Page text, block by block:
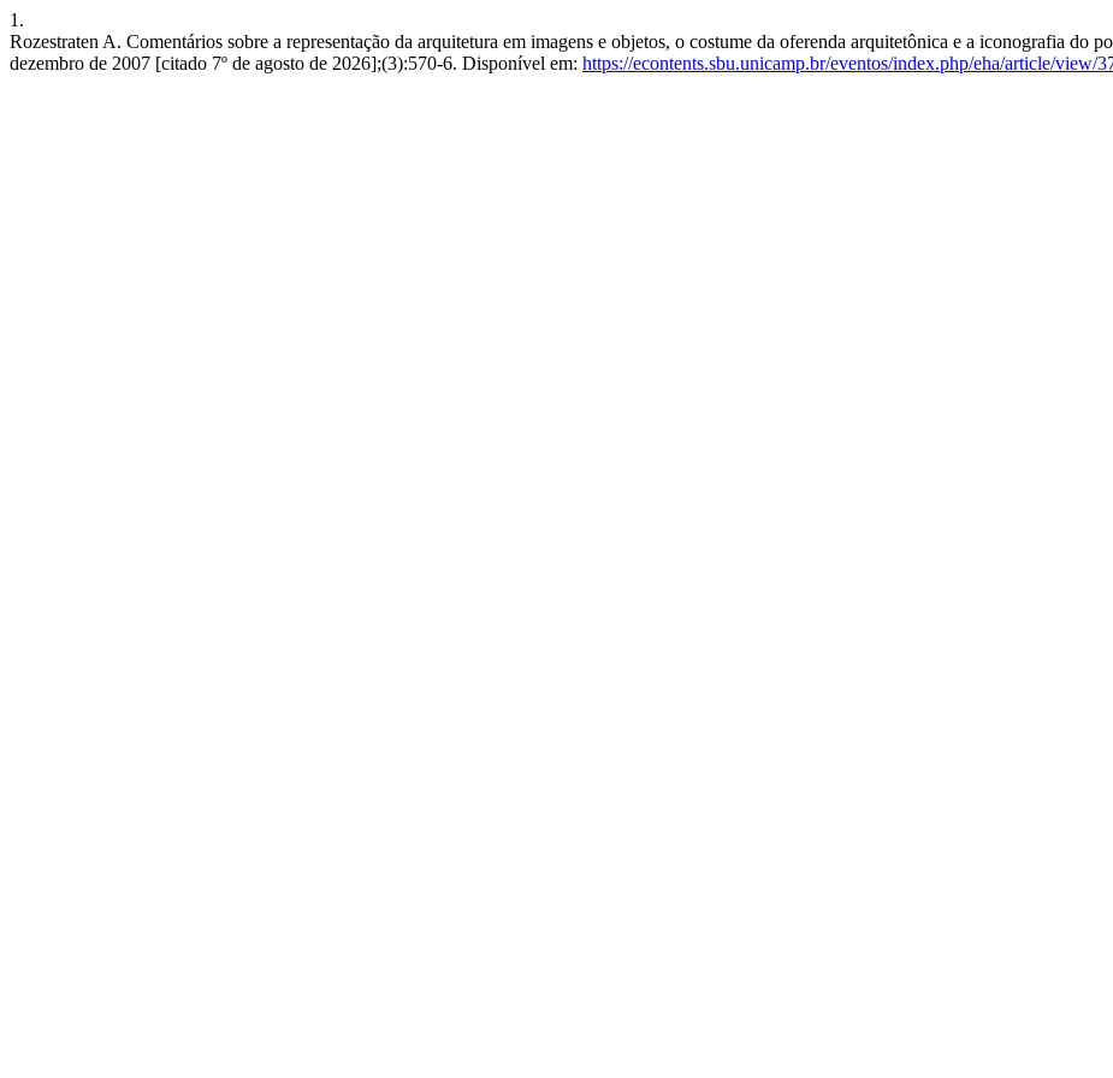
1.
Rozestraten A. Comentários sobre a representação da arquitetura em imagens e objetos, o costume da oferenda arquitetônica e a iconografia do
dezembro de 2007 [citado 7º de agosto de 2026];(3):570-6. Disponível em: https://econtents.sbu.unicamp.br/eventos/index.php/eha/article/view/